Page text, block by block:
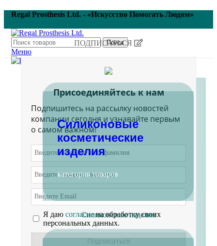
Regal Prosthesis Ltd. - «Искусство Помогать Людям»
ПОДПИСАТЬСЯ
Присоединяйтесь к нам
Подпишитесь на рассылку новостей
компании сегодня и узнавайте первым
о самом важном!
Я даю согласиена обработку своих
персональных данных.
Поиск
Меню
Силиконовые
косметические
изделия
категория товаров
Силиконовые изделия